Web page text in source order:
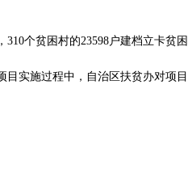
个贫困村的23598户建档立卡贫困
实施过程中，自治区扶贫办对项